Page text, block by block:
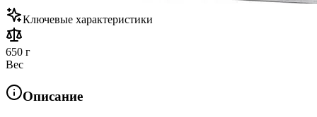
Ключевые характеристики
650 г
Вес
Описание